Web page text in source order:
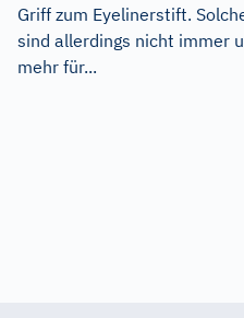
Griff zum Eyelinerstift.
sind allerdings nicht immer
mehr für...